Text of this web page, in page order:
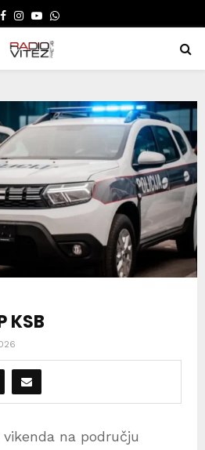
FACEBOOK
INSTAGRAM
YOUTUBE
WHATSAPP
KSB
na području